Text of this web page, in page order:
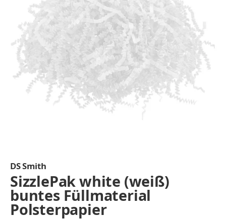
DS Smith
SizzlePak white (weiß)
buntes Füllmaterial
Polsterpapier